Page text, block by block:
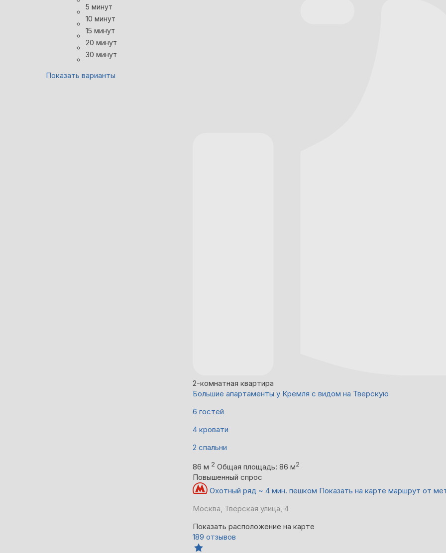
5 минут
10 минут
15 минут
20 минут
30 минут
Показать варианты
2-комнатная квартира
Большие апартаменты у Кремля с видом на Тверскую
6 гостей
4 кровати
2 спальни
86 м 2 Общая площадь: 86 м2
Повышенный спрос
Охотный ряд ~ 4 мин. пешком Показать на карте маршрут от
Москва, Тверская улица, 4
Показать расположение на карте
189 отзывов